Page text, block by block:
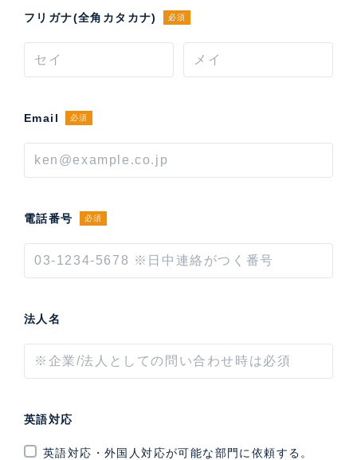
フリガナ(全角カタカナ) 必須
Email 必須
電話番号 必須
法人名
英語対応
英語対応・外国人対応が可能な部門に依頼する。